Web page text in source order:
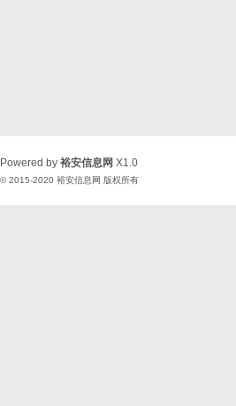
Powered by 裕安信息网 X1.0
© 2015-2020 裕安信息网 版权所有